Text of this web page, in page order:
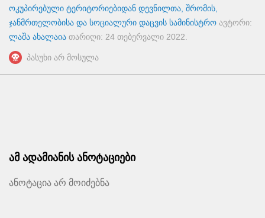
ოკუპირებული ტერიტორიებიდან დევნილთა, შრომის,
ჯანმრთელობისა და სოციალური დაცვის სამინისტრო ავტორი:
ლაშა ახალაია თარიღი: 24 თებერვალი 2022.
პასუხი არ მოსულა
ამ ადამიანის ანოტაციები
ანოტაცია არ მოიძებნა